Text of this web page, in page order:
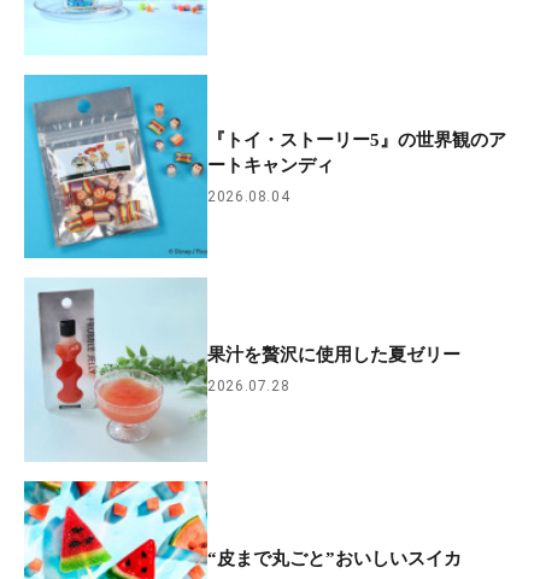
『トイ・ストーリー5』の世界観のア
ートキャンディ
2026.08.04
果汁を贅沢に使用した夏ゼリー
2026.07.28
“皮まで丸ごと”おいしいスイカ